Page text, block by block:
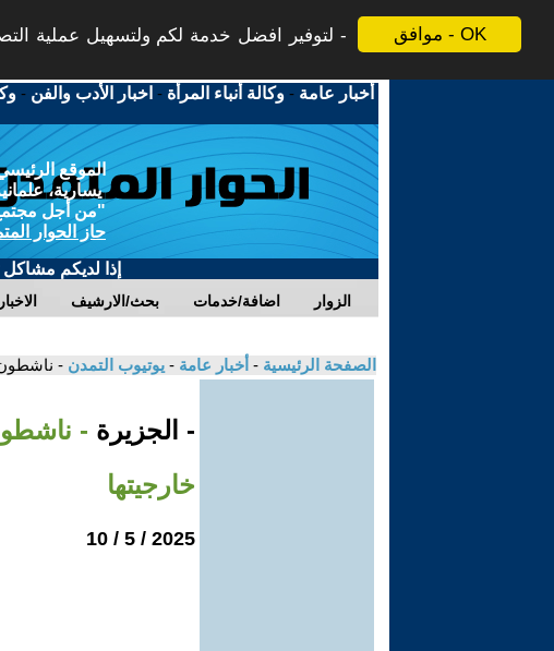
موافق - OK
لتوفير افضل خدمة لكم ولتسهيل عملية
أخبار عامة -وكالة أنباء المرأة - اخبار الأدب والفن -
الموقع
يسارية،
"من أجل مجتمع
حاز الحوار
إذا لديكم مشاكل
الاخبار بحث/الارشيف اضافة/خدمات الزوار
الصفحة الرئيسية - أخبار عامة - يوتيوب التمدن - ناشطون
- الجزيرة -
خارجيتها
2025 / 5 / 10